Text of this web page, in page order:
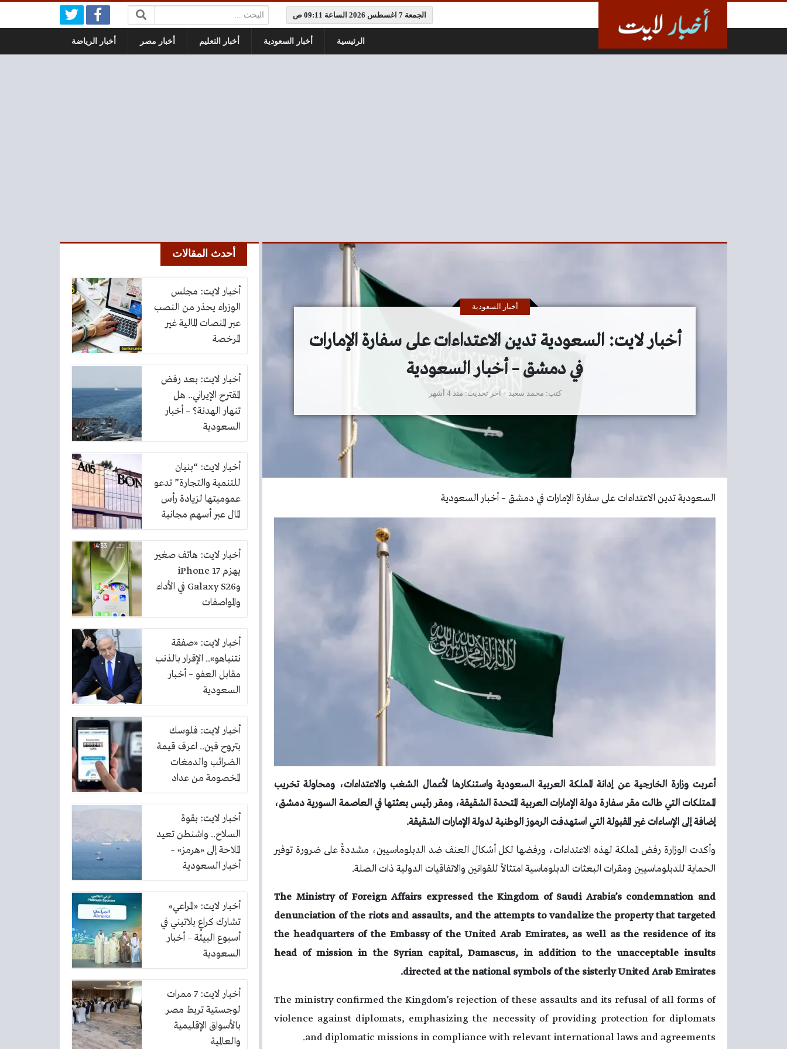
الجمعة 7 اغسطس 2026 الساعة 09:11 ص البحث:
الرئيسية أخبار السعودية أخبار التعليم أخبار مصر أخبار الرياضة
أخبار لايت: السعودية تدين الاعتداءات على سفارة الإمارات
في دمشق – أخبار السعودية
كتب محمد سعيد
أخبار السعودية
آخر تحديث منذ 4 أشهر
السعودية تدين الاعتداءات على سفارة الإمارات في دمشق – أخبار السعودية
أعربت وزارة الخارجية عن إدانة المملكة العربية السعودية واستنكارها لأعمال الشغب والاعتداءات، ومحاولة تخريب
الممتلكات التي طالت مقر سفارة دولة الإمارات العربية المتحدة الشقيقة، ومقر رئيس بعثتها في العاصمة السورية دمشق،
إضافة إلى الإساءات غير المقبولة التي استهدفت الرموز الوطنية لدولة الإمارات الشقيقة.
وأكدت الوزارة رفض المملكة لهذه الاعتداءات، ورفضها لكل أشكال العنف ضد الدبلوماسيين، مشددةً على ضرورة توفير
الحماية للدبلوماسيين ومقرات البعثات الدبلوماسية امتثالاً للقوانين والاتفاقيات الدولية ذات الصلة.
The Ministry of Foreign Affairs expressed the Kingdom of Saudi Arabia’s condemnation and
denunciation of the riots and assaults, and the attempts to vandalize the property that targeted
the headquarters of the Embassy of the United Arab Emirates, as well as the residence of its
head of mission in the Syrian capital, Damascus, in addition to the unacceptable insults
directed at the national symbols of the sisterly United Arab Emirates.
The ministry confirmed the Kingdom’s rejection of these assaults and its refusal of all forms of
violence against diplomats, emphasizing the necessity of providing protection for diplomats
and diplomatic missions in compliance with relevant international laws and agreements.
أحدث المقالات
أخبار لايت: مجلس
الوزراء يحذر من النصب
عبر المنصات المالية غير
المرخصة
أخبار لايت: بعد رفض
المقترح الإيراني.. هل
تنهار الهدنة؟ – أخبار
السعودية
أخبار لايت: “بنيان
للتنمية والتجارة” تدعو
عموميتها لزيادة رأس
المال عبر أسهم مجانية
بنسبة 10%
أخبار لايت: هاتف صغير
يهزم iPhone 17
وGalaxy S26 في الأداء
والمواصفات
أخبار لايت: «صفقة
نتنياهو».. الإقرار بالذنب
مقابل العفو – أخبار
السعودية
أخبار لايت: فلوسك
بتروح فين.. اعرف قيمة
الضرائب والدمغات
المخصومة من عداد
الكهرباء
أخبار لايت: بقوة
السلاح.. واشنطن تعيد
الملاحة إلى «هرمز» –
أخبار السعودية
أخبار لايت: «المراعي»
تشارك كراعٍ بلاتيني في
أسبوع البيئة – أخبار
السعودية
أخبار لايت: 7 ممرات
لوجستية تربط مصر
بالأسواق الإقليمية
والعالمية